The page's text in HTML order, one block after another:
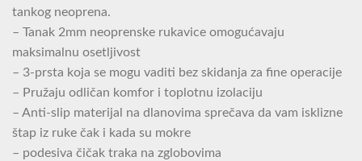
tankog neoprena.
– Tanak 2mm neoprenske rukavice omogućavaju
maksimalnu osetljivost
– 3-prsta koja se mogu vaditi bez skidanja za fine operacije
– Pružaju odličan komfor i toplotnu izolaciju
– Anti-slip materijal na dlanovima sprečava da vam isklizne
štap iz ruke čak i kada su mokre
– podesiva čičak traka na zglobovima